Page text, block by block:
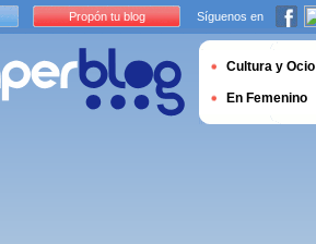
Propón tu blog Síguenos en
Cultura y Ocio
En Femenino